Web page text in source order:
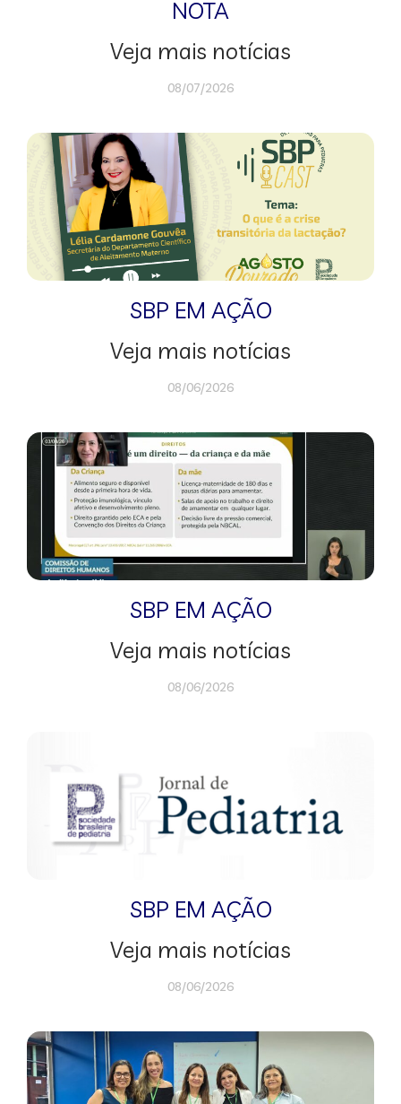
NOTA
Veja mais notícias
08/07/2026
SBP EM AÇÃO
Veja mais notícias
08/06/2026
SBP EM AÇÃO
Veja mais notícias
08/06/2026
SBP EM AÇÃO
Veja mais notícias
08/06/2026